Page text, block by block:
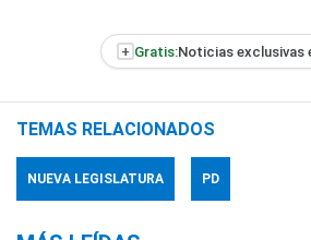
+ Gratis:Noticias exclusivas
TEMAS RELACIONADOS
NUEVA LEGISLATURA PD